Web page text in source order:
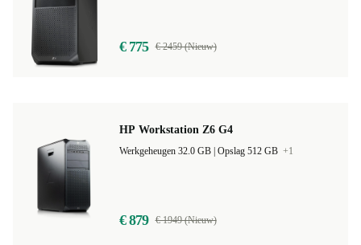
€ 775 € 2459 (Nieuw)
HP Workstation Z6 G4
Opslag 512 GB +1
€ 879 € 1949 (Nieuw)